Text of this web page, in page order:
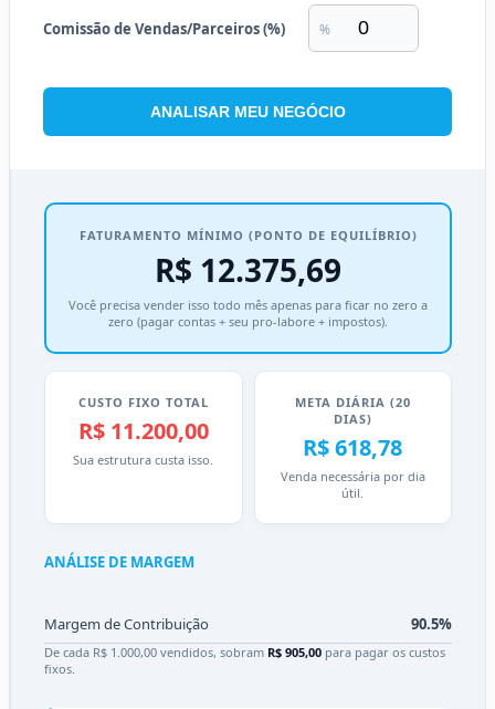
Comissão de Vendas/Parceiros (%) %
ANALISAR MEU NEGÓCIO
FATURAMENTO MÍNIMO (PONTO DE EQUILÍBRIO)
R$ 12.375,69
Você precisa vender isso todo mês apenas para ficar no zero a
zero (pagar contas + seu pro-labore + impostos).
CUSTO FIXO TOTAL
R$ 11.200,00
Sua estrutura custa isso.
META DIÁRIA (20
DIAS)
R$ 618,78
Venda necessária por dia
útil.
ANÁLISE DE MARGEM
Margem de Contribuição 90.5%
De cada R$ 1.000,00 vendidos, sobram R$ 905,00 para pagar os custos
fixos.